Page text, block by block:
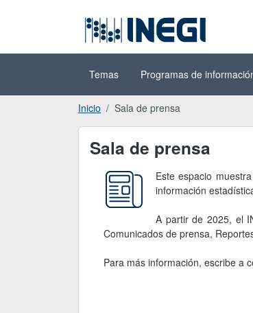
principal
(INEGI)
Temas Programas de
Inicio Sala de prensa
Sala de prensa
Sala de prensa
Este espacio
información
A partir de 2025, el
Comunicados de prensa,
Para más información, escribe a